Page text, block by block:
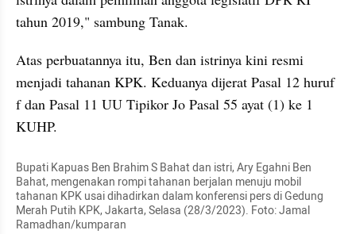
tahun 2019," sambung Tanak.
Atas perbuatannya itu, Ben dan istrinya kini resmi
menjadi tahanan KPK. Keduanya dijerat Pasal 12 huruf
f dan Pasal 11 UU Tipikor Jo Pasal 55 ayat (1) ke 1
KUHP.
Bupati Kapuas Ben Brahim S Bahat dan istri, Ary Egahni Ben
Bahat, mengenakan rompi tahanan berjalan menuju mobil
tahanan KPK usai dihadirkan dalam konferensi pers di Gedung
Merah Putih KPK, Jakarta, Selasa (28/3/2023). Foto: Jamal
Ramadhan/kumparan